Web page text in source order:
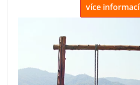
více informací